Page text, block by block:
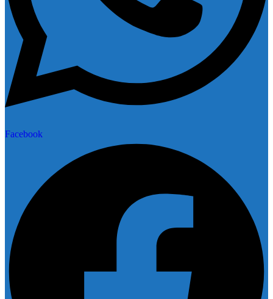
Facebook